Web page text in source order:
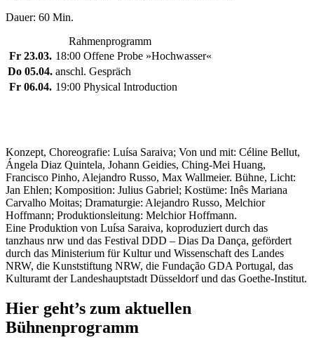
Dauer: 60 Min.
Rahmenprogramm
Fr 23.03. 18:00 Offene Probe »Hochwasser«
Do 05.04. anschl. Gespräch
Fr 06.04. 19:00 Physical Introduction
Konzept, Choreografie: Luísa Saraiva; Von und mit: Céline Bellut,
Ángela Diaz Quintela, Johann Geidies, Ching-Mei Huang,
Francisco Pinho, Alejandro Russo, Max Wallmeier. Bühne, Licht:
Jan Ehlen; Komposition: Julius Gabriel; Kostüme: Inês Mariana
Carvalho Moitas; Dramaturgie: Alejandro Russo, Melchior
Hoffmann; Produktionsleitung: Melchior Hoffmann.
Eine Produktion von Luísa Saraiva, koproduziert durch das
tanzhaus nrw und das Festival DDD – Dias Da Dança, gefördert
durch das Ministerium für Kultur und Wissenschaft des Landes
NRW, die Kunststiftung NRW, die Fundação GDA Portugal, das
Kulturamt der Landeshauptstadt Düsseldorf und das Goethe-Institut.
Hier geht’s zum aktuellen
Bühnenprogramm